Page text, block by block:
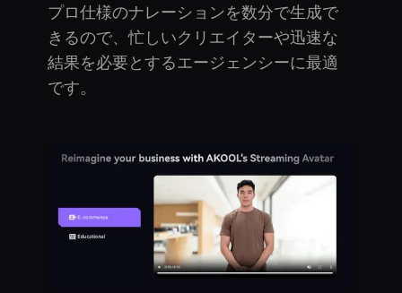
プロ仕様のナレーションを数分で生成で
きるので、忙しいクリエイターや迅速な
結果を必要とするエージェンシーに最適
です。